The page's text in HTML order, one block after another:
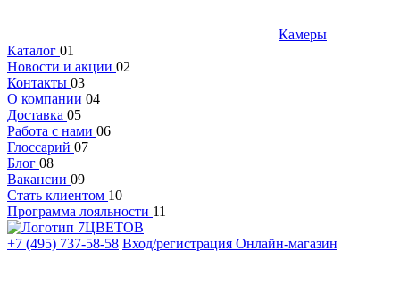
Камеры
Каталог 01
Новости и акции 02
Контакты 03
О компании 04
Доставка 05
Работа с нами 06
Глоссарий 07
Блог 08
Вакансии 09
Стать клиентом 10
Программа лояльности 11
+7 (495) 737-58-58 Вход/регистрация Онлайн-магазин